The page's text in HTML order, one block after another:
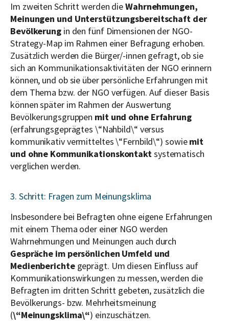
Im zweiten Schritt werden dieWahrnehmungen,
Meinungen und Unterstützungsbereitschaft der
Bevölkerungin den fünf Dimensionen der NGO-
Strategy-Map im Rahmen einer Befragung erhoben.
Zusätzlich werden die Bürger/-innen gefragt, ob sie
sich an Kommunikationsaktivitäten der NGO erinnern
können, und ob sie über persönliche Erfahrungen mit
dem Thema bzw. der NGO verfügen. Auf dieser Basis
können später im Rahmen der Auswertung
Bevölkerungsgruppen mit und ohne Erfahrung
(erfahrungsgeprägtes \“Nahbild\“ versus
kommunikativ vermitteltes \“Fernbild\“) sowiemit
und ohne Kommunikationskontaktsystematisch
verglichen werden.
3. Schritt: Fragen zum Meinungsklima
Insbesondere bei Befragten ohne eigene Erfahrungen
mit einem Thema oder einer NGO werden
Wahrnehmungen und Meinungen auch durch
Gespräche im persönlichen Umfeld und
Medienberichtegeprägt. Um diesen Einfluss auf
Kommunikationswirkungen zu messen, werden die
Befragten im dritten Schritt gebeten, zusätzlich die
Bevölkerungs- bzw. Mehrheitsmeinung
(\“Meinungsklima\“) einzuschätzen.